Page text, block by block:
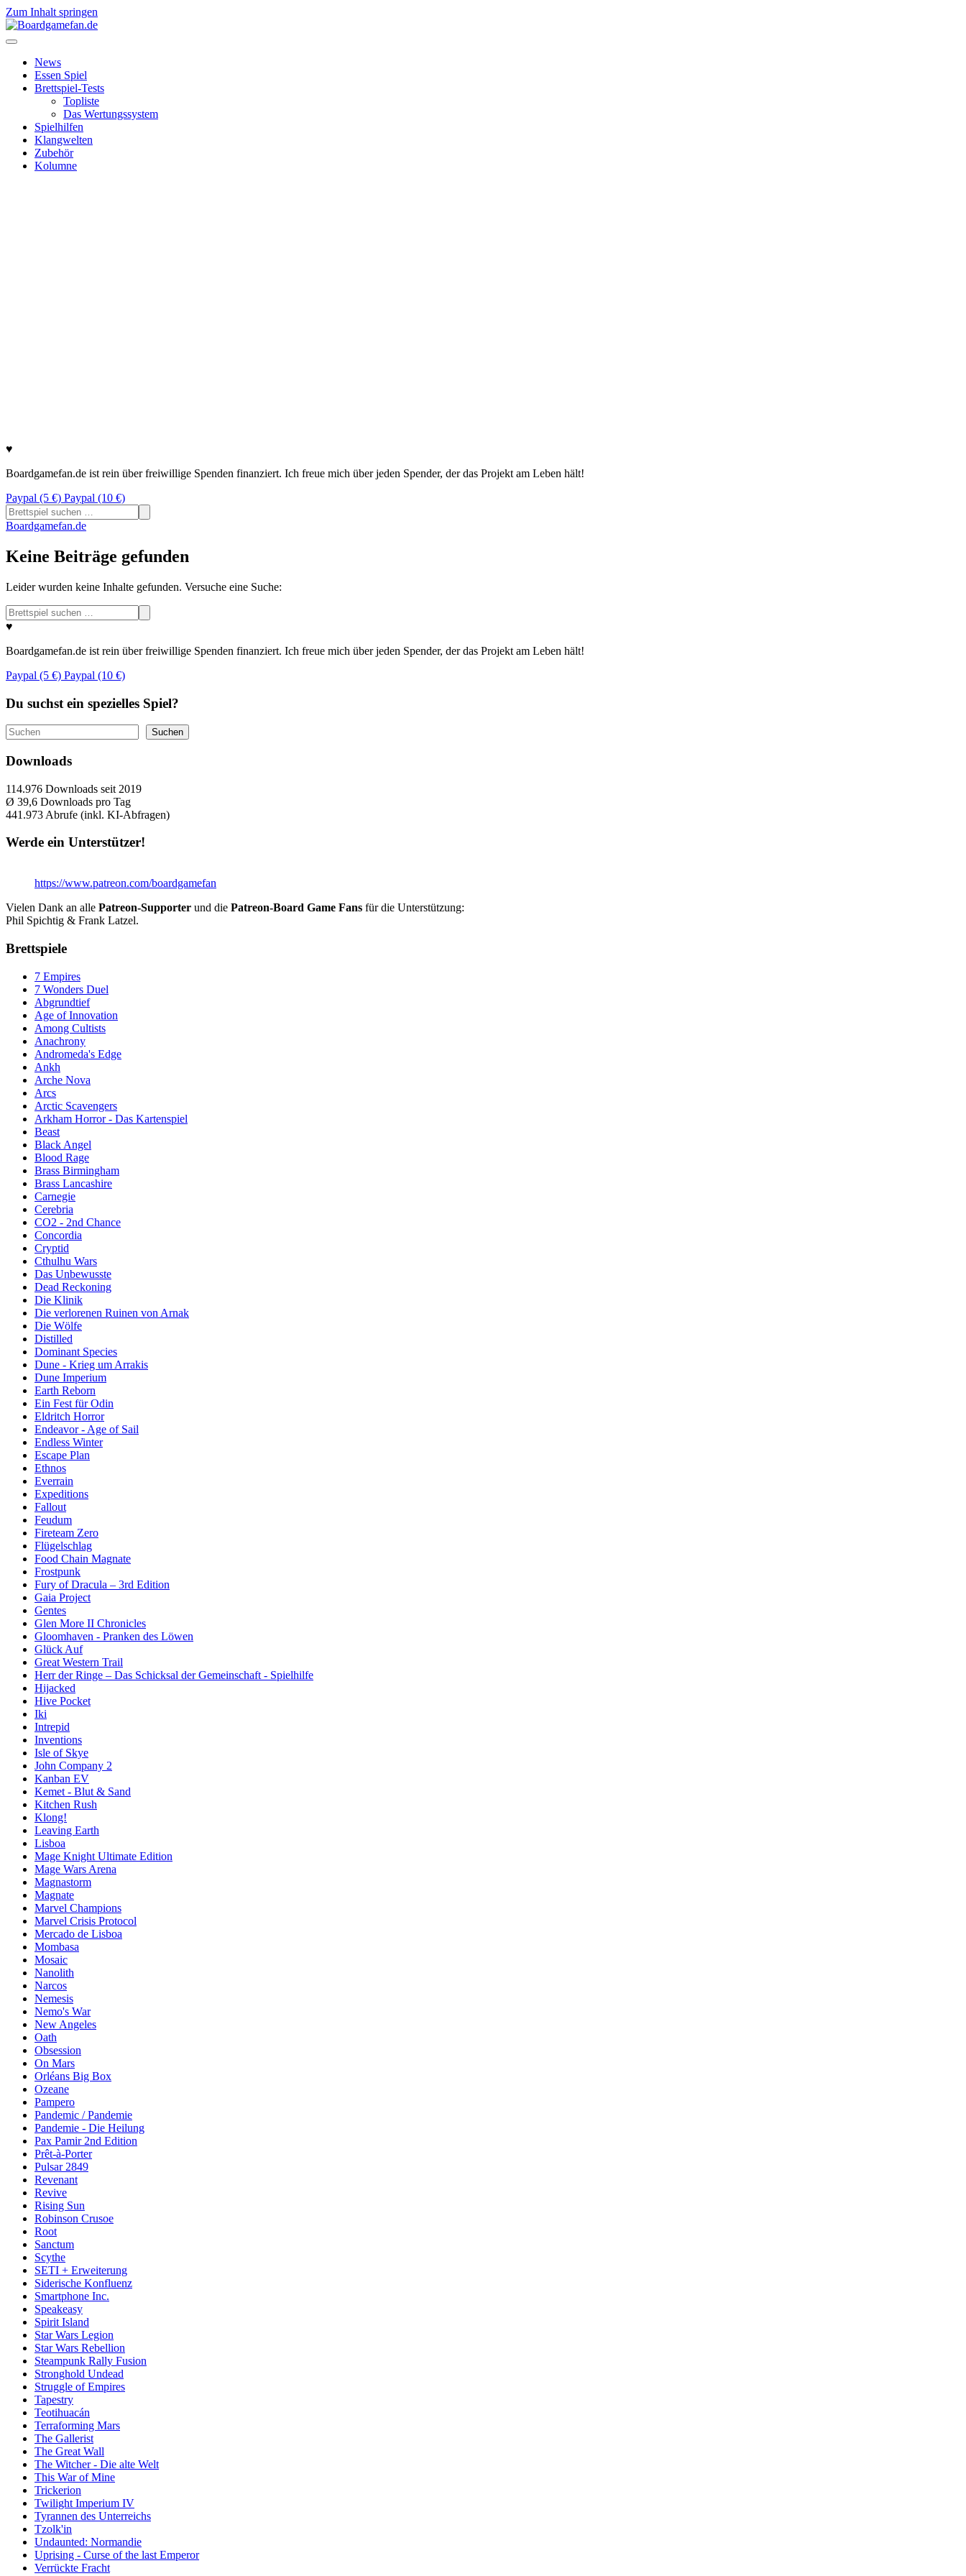
Zum Inhalt springen
News
Essen Spiel
Brettspiel-Tests
Topliste
Das Wertungssystem
Spielhilfen
Klangwelten
Zubehör
Kolumne
♥
Boardgamefan.de ist rein über freiwillige Spenden finanziert. Ich freue mich über jeden Spender, der das Projekt am Leben hält!
Paypal (5 €) Paypal (10 €)
Suchen
nach:
Boardgamefan.de
Keine Beiträge gefunden
Leider wurden keine Inhalte gefunden. Versuche eine Suche:
Suchen
nach:
♥
Boardgamefan.de ist rein über freiwillige Spenden finanziert. Ich freue mich über jeden Spender, der das Projekt am Leben hält!
Paypal (5 €) Paypal (10 €)
Du suchst ein spezielles Spiel?
Suchen Suchen
Downloads
114.976 Downloads seit 2019
Ø 39,6 Downloads pro Tag
441.973 Abrufe (inkl. KI-Abfragen)
Werde ein Unterstützer!
https://www.patreon.com/boardgamefan
Vielen Dank an alle Patreon-Supporter und die Patreon-Board Game Fans für die Unterstützung:
Phil Spichtig & Frank Latzel.
Brettspiele
7 Empires
7 Wonders Duel
Abgrundtief
Age of Innovation
Among Cultists
Anachrony
Andromeda's Edge
Ankh
Arche Nova
Arcs
Arctic Scavengers
Arkham Horror - Das Kartenspiel
Beast
Black Angel
Blood Rage
Brass Birmingham
Brass Lancashire
Carnegie
Cerebria
CO2 - 2nd Chance
Concordia
Cryptid
Cthulhu Wars
Das Unbewusste
Dead Reckoning
Die Klinik
Die verlorenen Ruinen von Arnak
Die Wölfe
Distilled
Dominant Species
Dune - Krieg um Arrakis
Dune Imperium
Earth Reborn
Ein Fest für Odin
Eldritch Horror
Endeavor - Age of Sail
Endless Winter
Escape Plan
Ethnos
Everrain
Expeditions
Fallout
Feudum
Fireteam Zero
Flügelschlag
Food Chain Magnate
Frostpunk
Fury of Dracula – 3rd Edition
Gaia Project
Gentes
Glen More II Chronicles
Gloomhaven - Pranken des Löwen
Glück Auf
Great Western Trail
Herr der Ringe – Das Schicksal der Gemeinschaft - Spielhilfe
Hijacked
Hive Pocket
Iki
Intrepid
Inventions
Isle of Skye
John Company 2
Kanban EV
Kemet - Blut & Sand
Kitchen Rush
Klong!
Leaving Earth
Lisboa
Mage Knight Ultimate Edition
Mage Wars Arena
Magnastorm
Magnate
Marvel Champions
Marvel Crisis Protocol
Mercado de Lisboa
Mombasa
Mosaic
Nanolith
Narcos
Nemesis
Nemo's War
New Angeles
Oath
Obsession
On Mars
Orléans Big Box
Ozeane
Pampero
Pandemic / Pandemie
Pandemie - Die Heilung
Pax Pamir 2nd Edition
Prêt-à-Porter
Pulsar 2849
Revenant
Revive
Rising Sun
Robinson Crusoe
Root
Sanctum
Scythe
SETI + Erweiterung
Siderische Konfluenz
Smartphone Inc.
Speakeasy
Spirit Island
Star Wars Legion
Star Wars Rebellion
Steampunk Rally Fusion
Stronghold Undead
Struggle of Empires
Tapestry
Teotihuacán
Terraforming Mars
The Gallerist
The Great Wall
The Witcher - Die alte Welt
This War of Mine
Trickerion
Twilight Imperium IV
Tyrannen des Unterreichs
Tzolk'in
Undaunted: Normandie
Uprising - Curse of the last Emperor
Verrückte Fracht